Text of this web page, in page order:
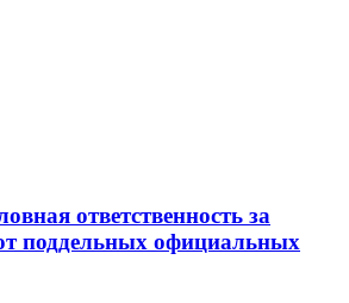
ответственность за
поддельных официальных